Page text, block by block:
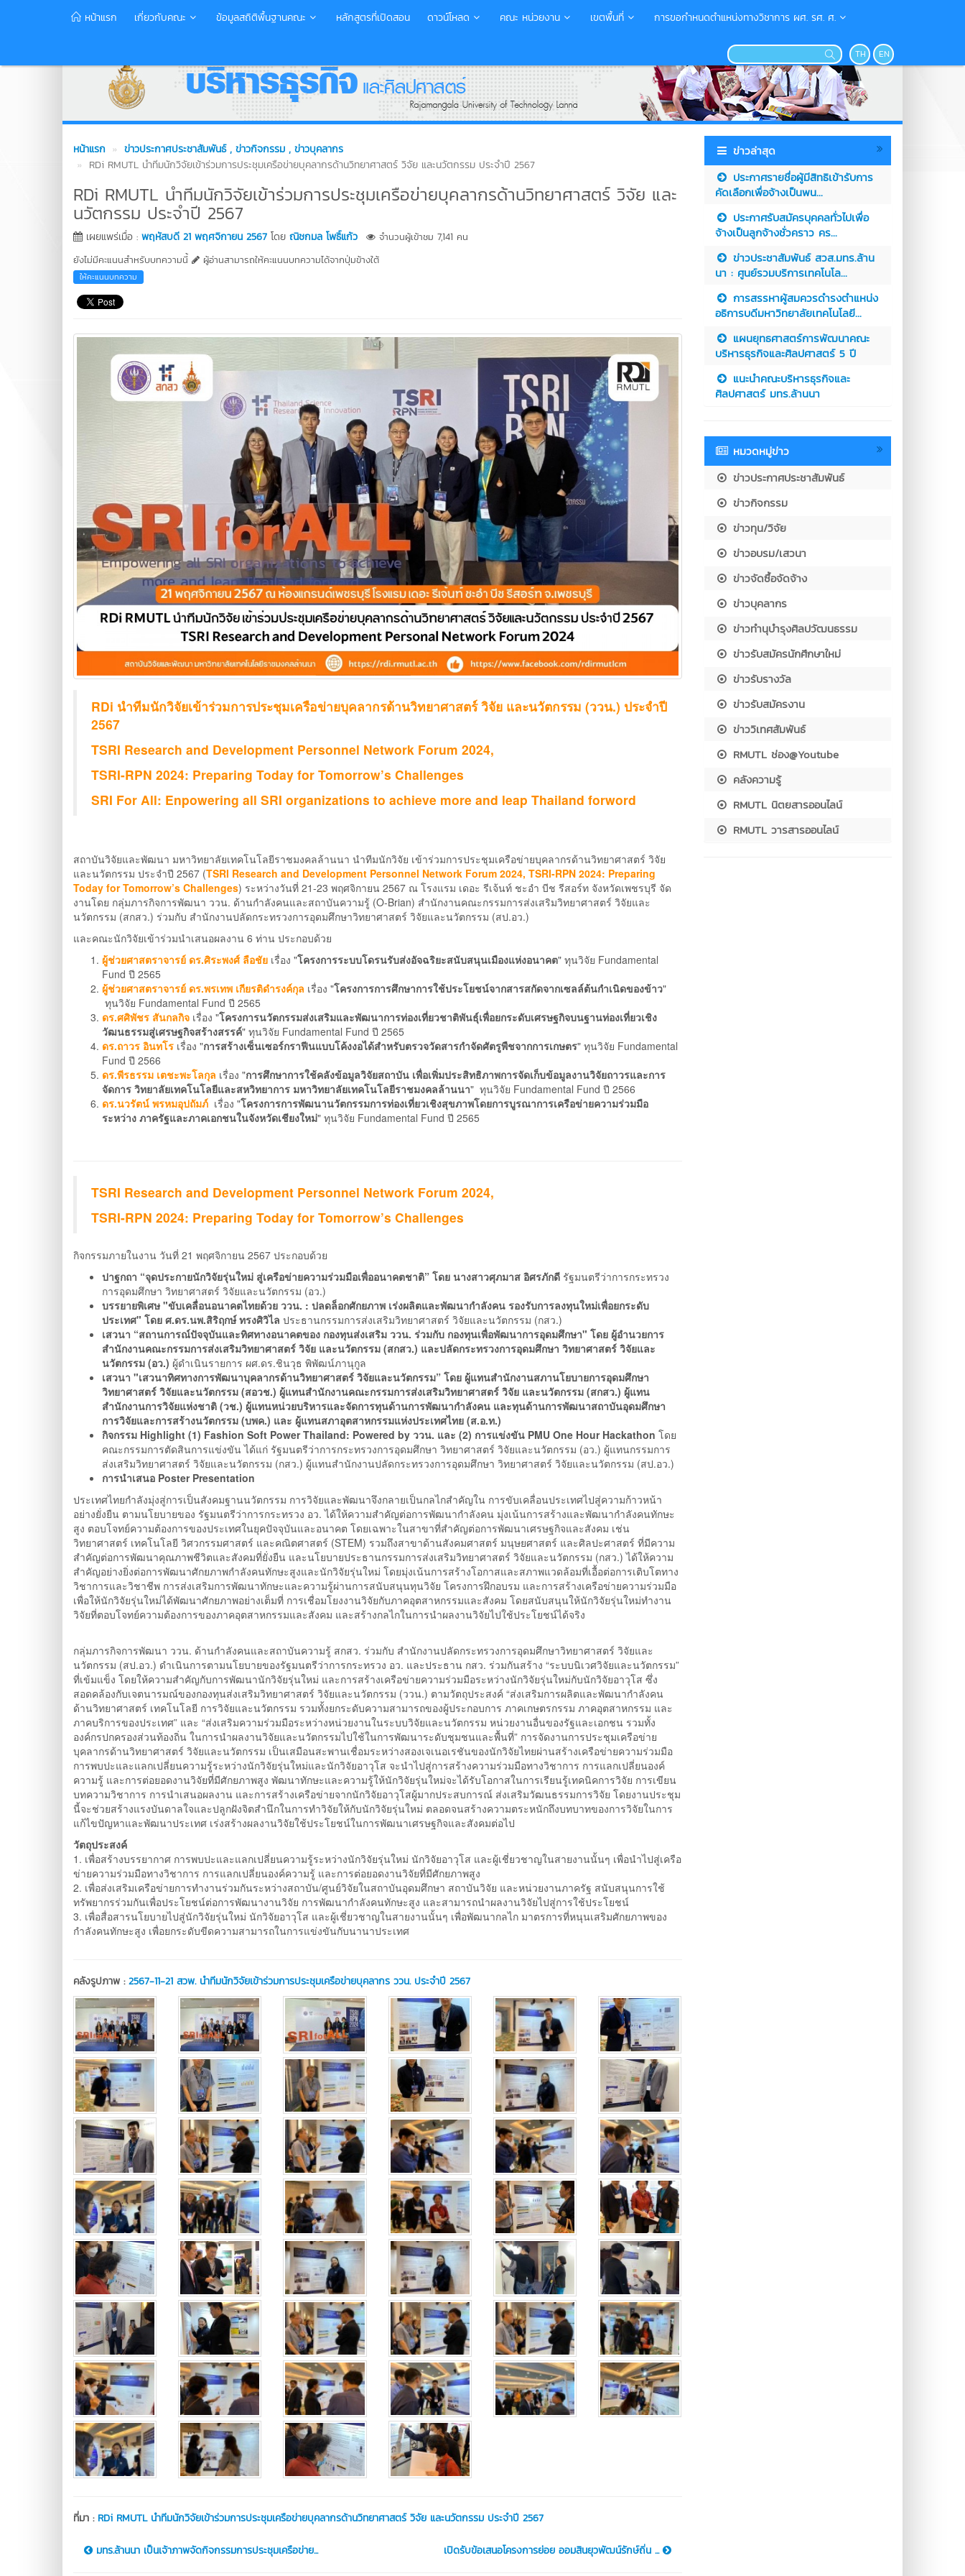
หน้าแรก เกี่ยวกับคณะ ข้อมูลสถิติพื้นฐานคณะ หลักสูตรที่เปิดสอน ดาวน์โหลด คณะ หน่วยงาน เขตพื้นที่ การขอกำหนดตำแหน่งทางวิชาการ ผศ. รศ. ศ.
TH EN
หน้าแรก ข่าวประกาศประชาสัมพันธ์ , ข่าวกิจกรรม , ข่าวบุคลากร
RDi RMUTL นำทีมนักวิจัยเข้าร่วมการประชุมเครือข่ายบุคลากรด้านวิทยาศาสตร์ วิจัย และนวัตกรรม ประจำปี 2567
RDi RMUTL นำทีมนักวิจัยเข้าร่วมการประชุมเครือข่ายบุคลากรด้านวิทยาศาสตร์ วิจัย และ
นวัตกรรม ประจำปี 2567
เผยแพร่เมื่อ : พฤหัสบดี 21 พฤศจิกายน 2567 โดย ณิชกมล โพธิ์แก้ว
จำนวนผู้เข้าชม 7,141 คน
ยังไม่มีคะแนนสำหรับบทความนี้
ผู้อ่านสามารถให้คะแนนบทความได้จากปุ่มข้างใต้
ให้คะแนนบทความ
RDi นำทีมนักวิจัยเข้าร่วมการประชุมเครือข่ายบุคลากรด้านวิทยาศาสตร์ วิจัย และนวัตกรรม (ววน.) ประจำปี
2567
TSRI Research and Development Personnel Network Forum 2024,
TSRI-RPN 2024: Preparing Today for Tomorrow’s Challenges
SRI For All: Enpowering all SRI organizations to achieve more and leap Thailand forword
สถาบันวิจัยและพัฒนา มหาวิทยาลัยเทคโนโลยีราชมงคลล้านนา นำทีมนักวิจัย เข้าร่วมการประชุมเครือข่ายบุคลากรด้านวิทยาศาสตร์ วิจัย
และนวัตกรรม ประจำปี 2567 (TSRI Research and Development Personnel Network Forum 2024, TSRI-RPN 2024: Preparing
Today for Tomorrow’s Challenges) ระหว่างวันที่ 21-23 พฤศจิกายน 2567 ณ โรงแรม เดอะ รีเจ้นท์ ชะอำ บีช รีสอร์ท จังหวัดเพชรบุรี จัด
งานโดย กลุ่มภารกิจการพัฒนา ววน. ด้านกำลังคนและสถาบันความรู้ (O-Brian) สำนักงานคณะกรรมการส่งเสริมวิทยาศาสตร์ วิจัยและ
นวัตกรรม (สกสว.) ร่วมกับ สำนักงานปลัดกระทรวงการอุดมศึกษาวิทยาศาสตร์ วิจัยและนวัตกรรม (สป.อว.)
และคณะนักวิจัยเข้าร่วมนำเสนอผลงาน 6 ท่าน ประกอบด้วย
ผู้ช่วยศาสตราจารย์ ดร.ศิระพงศ์ ลือชัย เรื่อง "โครงการระบบโดรนรับส่งอัจฉริยะสนับสนุนเมืองแห่งอนาคต" ทุนวิจัย Fundamental
Fund ปี 2565
ผู้ช่วยศาสตราจารย์ ดร.พรเทพ เกียรติดำรงค์กุล เรื่อง "โครงการการศึกษาการใช้ประโยชน์จากสารสกัดจากเซลล์ต้นกำเนิดของข้าว"
ทุนวิจัย Fundamental Fund ปี 2565
ดร.ศศิพัชร สันกลกิจ เรื่อง "โครงการนวัตกรรมส่งเสริมและพัฒนาการท่องเที่ยวชาติพันธุ์เพื่อยกระดับเศรษฐกิจบนฐานท่องเที่ยวเชิง
วัฒนธรรมสู่เศรษฐกิจสร้างสรรค์" ทุนวิจัย Fundamental Fund ปี 2565
ดร.ถาวร อินทโร เรื่อง "การสร้างเซ็นเซอร์กราฟีนแบบโค้งงอได้สำหรับตรวจวัดสารกำจัดศัตรูพืชจากการเกษตร" ทุนวิจัย Fundamental
Fund ปี 2566
ดร.พีรธรรม เตชะพะโลกุล เรื่อง "การศึกษาการใช้คลังข้อมูลวิจัยสถาบัน เพื่อเพิ่มประสิทธิภาพการจัดเก็บข้อมูลงานวิจัยถาวรและการ
จัดการ วิทยาลัยเทคโนโลยีและสหวิทยาการ มหาวิทยาลัยเทคโนโลยีราชมงคลล้านนา" ทุนวิจัย Fundamental Fund ปี 2566
ดร.นวรัตน์ พรหมอุปถัมภ์ เรื่อง "โครงการการพัฒนานวัตกรรมการท่องเที่ยวเชิงสุขภาพโดยการบูรณาการเครือข่ายความร่วมมือ
ระหว่าง ภาครัฐและภาคเอกชนในจังหวัดเชียงใหม่" ทุนวิจัย Fundamental Fund ปี 2565
TSRI Research and Development Personnel Network Forum 2024,
TSRI-RPN 2024: Preparing Today for Tomorrow’s Challenges
กิจกรรมภายในงาน วันที่ 21 พฤศจิกายน 2567 ประกอบด้วย
ปาฐกถา “จุดประกายนักวิจัยรุ่นใหม่ สู่เครือข่ายความร่วมมือเพื่ออนาคตชาติ” โดย นางสาวศุภมาส อิศรภักดี รัฐมนตรีว่าการกระทรวง
การอุดมศึกษา วิทยาศาสตร์ วิจัยและนวัตกรรม (อว.)
บรรยายพิเศษ "ขับเคลื่อนอนาคตไทยด้วย ววน. : ปลดล็อกศักยภาพ เร่งผลิตและพัฒนากำลังคน รองรับการลงทุนใหม่เพื่อยกระดับ
ประเทศ" โดย ศ.ดร.นพ.สิริฤกษ์ ทรงศิวิไล ประธานกรรมการส่งเสริมวิทยาศาสตร์ วิจัยและนวัตกรรม (กสว.)
เสวนา “สถานการณ์ปัจจุบันและทิศทางอนาคตของ กองทุนส่งเสริม ววน. ร่วมกับ กองทุนเพื่อพัฒนาการอุดมศึกษา" โดย ผู้อำนวยการ
สำนักงานคณะกรรมการส่งเสริมวิทยาศาสตร์ วิจัย และนวัตกรรม (สกสว.) และปลัดกระทรวงการอุดมศึกษา วิทยาศาสตร์ วิจัยและ
นวัตกรรม (อว.) ผู้ดำเนินรายการ ผศ.ดร.ชินวุธ พิพัฒน์ภานุกูล
เสวนา "เสวนาทิศทางการพัฒนาบุคลากรด้านวิทยาศาสตร์ วิจัยและนวัตกรรม” โดย ผู้แทนสำนักงานสภานโยบายการอุดมศึกษา
วิทยาศาสตร์ วิจัยและนวัตกรรม (สอวช.) ผู้แทนสำนักงานคณะกรรมการส่งเสริมวิทยาศาสตร์ วิจัย และนวัตกรรม (สกสว.) ผู้แทน
สำนักงานการวิจัยแห่งชาติ (วช.) ผู้แทนหน่วยบริหารและจัดการทุนด้านการพัฒนากำลังคน และทุนด้านการพัฒนาสถาบันอุดมศึกษา
การวิจัยและการสร้างนวัตกรรม (บพค.) และ ผู้แทนสภาอุตสาหกรรมแห่งประเทศไทย (ส.อ.ท.)
กิจกรรม Highlight (1) Fashion Soft Power Thailand: Powered by ววน. และ (2) การแข่งขัน PMU One Hour Hackathon โดย
คณะกรรมการตัดสินการแข่งขัน ได้แก่ รัฐมนตรีว่าการกระทรวงการอุดมศึกษา วิทยาศาสตร์ วิจัยและนวัตกรรม (อว.) ผู้แทนกรรมการ
ส่งเสริมวิทยาศาสตร์ วิจัยและนวัตกรรม (กสว.) ผู้แทนสำนักงานปลัดกระทรวงการอุดมศึกษา วิทยาศาสตร์ วิจัยและนวัตกรรม (สป.อว.)
การนำเสนอ Poster Presentation
ประเทศไทยกำลังมุ่งสู่การเป็นสังคมฐานนวัตกรรม การวิจัยและพัฒนาจึงกลายเป็นกลไกสำคัญใน การขับเคลื่อนประเทศไปสู่ความก้าวหน้า
อย่างยั่งยืน ตามนโยบายของ รัฐมนตรีว่าการกระทรวง อว. ได้ให้ความสำคัญต่อการพัฒนากำลังคน มุ่งเน้นการสร้างและพัฒนากำลังคนทักษะ
สูง ตอบโจทย์ความต้องการของประเทศในยุคปัจจุบันและอนาคต โดยเฉพาะในสาขาที่สำคัญต่อการพัฒนาเศรษฐกิจและสังคม เช่น
วิทยาศาสตร์ เทคโนโลยี วิศวกรรมศาสตร์ และคณิตศาสตร์ (STEM) รวมถึงสาขาด้านสังคมศาสตร์ มนุษยศาสตร์ และศิลปะศาสตร์ ที่มีความ
สำคัญต่อการพัฒนาคุณภาพชีวิตและสังคมที่ยั่งยืน และนโยบายประธานกรรมการส่งเสริมวิทยาศาสตร์ วิจัยและนวัตกรรม (กสว.) ได้ให้ความ
สำคัญอย่างยิ่งต่อการพัฒนาศักยภาพกำลังคนทักษะสูงและนักวิจัยรุ่นใหม่ โดยมุ่งเน้นการสร้างโอกาสและสภาพแวดล้อมที่เอื้อต่อการเติบโตทาง
วิชาการและวิชาชีพ การส่งเสริมการพัฒนาทักษะและความรู้ผ่านการสนับสนุนทุนวิจัย โครงการฝึกอบรม และการสร้างเครือข่ายความร่วมมือ
เพื่อให้นักวิจัยรุ่นใหม่ได้พัฒนาศักยภาพอย่างเต็มที่ การเชื่อมโยงงานวิจัยกับภาคอุตสาหกรรมและสังคม โดยสนับสนุนให้นักวิจัยรุ่นใหม่ทำงาน
วิจัยที่ตอบโจทย์ความต้องการของภาคอุตสาหกรรมและสังคม และสร้างกลไกในการนำผลงานวิจัยไปใช้ประโยชน์ได้จริง
กลุ่มภารกิจการพัฒนา ววน. ด้านกำลังคนและสถาบันความรู้ สกสว. ร่วมกับ สำนักงานปลัดกระทรวงการอุดมศึกษาวิทยาศาสตร์ วิจัยและ
นวัตกรรม (สป.อว.) ดำเนินการตามนโยบายของรัฐมนตรีว่าการกระทรวง อว. และประธาน กสว. ร่วมกันสร้าง “ระบบนิเวศวิจัยและนวัตกรรม”
ที่เข้มแข็ง โดยให้ความสำคัญกับการพัฒนานักวิจัยรุ่นใหม่ และการสร้างเครือข่ายความร่วมมือระหว่างนักวิจัยรุ่นใหม่กับนักวิจัยอาวุโส ซึ่ง
สอดคล้องกับเจตนารมณ์ของกองทุนส่งเสริมวิทยาศาสตร์ วิจัยและนวัตกรรม (ววน.) ตามวัตถุประสงค์ “ส่งเสริมการผลิตและพัฒนากำลังคน
ด้านวิทยาศาสตร์ เทคโนโลยี การวิจัยและนวัตกรรม รวมทั้งยกระดับความสามารถของผู้ประกอบการ ภาคเกษตรกรรม ภาคอุตสาหกรรม และ
ภาคบริการของประเทศ” และ “ส่งเสริมความร่วมมือระหว่างหน่วยงานในระบบวิจัยและนวัตกรรม หน่วยงานอื่นของรัฐและเอกชน รวมทั้ง
องค์กรปกครองส่วนท้องถิ่น ในการนำผลงานวิจัยและนวัตกรรมไปใช้ในการพัฒนาระดับชุมชนและพื้นที่” การจัดงานการประชุมเครือข่าย
บุคลากรด้านวิทยาศาสตร์ วิจัยและนวัตกรรม เป็นเสมือนสะพานเชื่อมระหว่างสองเจเนอเรชันของนักวิจัยไทยผ่านสร้างเครือข่ายความร่วมมือ
การพบปะและแลกเปลี่ยนความรู้ระหว่างนักวิจัยรุ่นใหม่และนักวิจัยอาวุโส จะนำไปสู่การสร้างความร่วมมือทางวิชาการ การแลกเปลี่ยนองค์
ความรู้ และการต่อยอดงานวิจัยที่มีศักยภาพสูง พัฒนาทักษะและความรู้ให้นักวิจัยรุ่นใหม่จะได้รับโอกาสในการเรียนรู้เทคนิคการวิจัย การเขียน
บทความวิชาการ การนำเสนอผลงาน และการสร้างเครือข่ายจากนักวิจัยอาวุโสผู้มากประสบการณ์ ส่งเสริมวัฒนธรรมการวิจัย โดยงานประชุม
นี้จะช่วยสร้างแรงบันดาลใจและปลูกฝังจิตสำนึกในการทำวิจัยให้กับนักวิจัยรุ่นใหม่ ตลอดจนสร้างความตระหนักถึงบทบาทของการวิจัยในการ
แก้ไขปัญหาและพัฒนาประเทศ เร่งสร้างผลงานวิจัยใช้ประโยชน์ในการพัฒนาเศรษฐกิจและสังคมต่อไป
วัตถุประสงค์
1. เพื่อสร้างบรรยากาศ การพบปะและแลกเปลี่ยนความรู้ระหว่างนักวิจัยรุ่นใหม่ นักวิจัยอาวุโส และผู้เชี่ยวชาญในสายงานนั้นๆ เพื่อนำไปสู่เครือ
ข่ายความร่วมมือทางวิชาการ การแลกเปลี่ยนองค์ความรู้ และการต่อยอดงานวิจัยที่มีศักยภาพสูง
2. เพื่อส่งเสริมเครือข่ายการทำงานร่วมกันระหว่างสถาบัน/ศูนย์วิจัยในสถาบันอุดมศึกษา สถาบันวิจัย และหน่วยงานภาครัฐ สนับสนุนการใช้
ทรัพยากรร่วมกันเพื่อประโยชน์ต่อการพัฒนางานวิจัย การพัฒนากำลังคนทักษะสูง และสามารถนำผลงานวิจัยไปสู่การใช้ประโยชน์
3. เพื่อสื่อสารนโยบายไปสู่นักวิจัยรุ่นใหม่ นักวิจัยอาวุโส และผู้เชี่ยวชาญในสายงานนั้นๆ เพื่อพัฒนากลไก มาตรการที่หนุนเสริมศักยภาพของ
กำลังคนทักษะสูง เพื่อยกระดับขีดความสามารถในการแข่งขันกับนานาประเทศ
คลังรูปภาพ :2567-11-21 สวพ. นำทีมนักวิจัยเข้าร่วมการประชุมเครือข่ายบุคลากร ววน. ประจำปี 2567
ที่มา : RDi RMUTL นำทีมนักวิจัยเข้าร่วมการประชุมเครือข่ายบุคลากรด้านวิทยาศาสตร์ วิจัย และนวัตกรรม ประจำปี 2567
มทร.ล้านนา เป็นเจ้าภาพจัดกิจกรรมการประชุมเครือข่าย... เปิดรับข้อเสนอโครงการย่อย ออมสินยุวพัฒน์รักษ์ถิ่น ...
ข่าวล่าสุด
ประกาศรายชื่อผู้มีสิทธิเข้ารับการ
คัดเลือกเพื่อจ้างเป็นพน...
ประกาศรับสมัครบุคคลทั่วไปเพื่อ
จ้างเป็นลูกจ้างชั่วคราว คร...
ข่าวประชาสัมพันธ์ สวส.มทร.ล้าน
นา : ศูนย์รวมบริการเทคโนโล...
การสรรหาผู้สมควรดำรงตำแหน่ง
อธิการบดีมหาวิทยาลัยเทคโนโลยี...
แผนยุทธศาสตร์การพัฒนาคณะ
บริหารธุรกิจและศิลปศาสตร์ 5 ปี
แนะนำคณะบริหารธุรกิจและ
ศิลปศาสตร์ มทร.ล้านนา
หมวดหมู่ข่าว
ข่าวประกาศประชาสัมพันธ์
ข่าวกิจกรรม
ข่าวทุน/วิจัย
ข่าวอบรม/เสวนา
ข่าวจัดซื้อจัดจ้าง
ข่าวบุคลากร
ข่าวทำนุบำรุงศิลปวัฒนธรรม
ข่าวรับสมัครนักศึกษาใหม่
ข่าวรับรางวัล
ข่าวรับสมัครงาน
ข่าววิเทศสัมพันธ์
RMUTL ช่อง@Youtube
คลังความรู้
RMUTL นิตยสารออนไลน์
RMUTL วารสารออนไลน์